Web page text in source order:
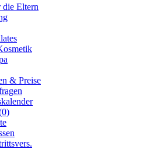
Eltern
& Preise